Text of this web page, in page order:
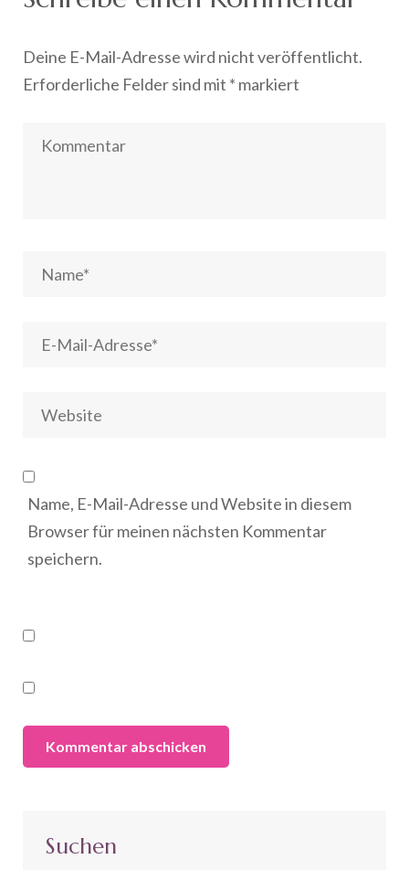
Deine E-Mail-Adresse wird nicht veröffentlicht.
Erforderliche Felder sind mit * markiert
Name, E-Mail-Adresse und Website in diesem
Browser für meinen nächsten Kommentar
speichern.
Suchen